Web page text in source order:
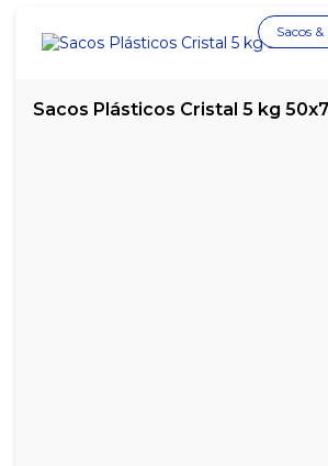
Sacos Plásticos Cristal 5 kg
Sacos